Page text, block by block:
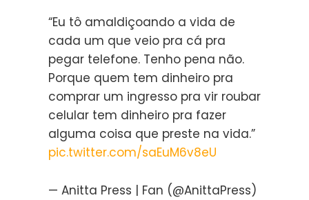
“Eu tô amaldiçoando a vida de
cada um que veio pra cá pra
pegar telefone. Tenho pena não.
Porque quem tem dinheiro pra
comprar um ingresso pra vir roubar
celular tem dinheiro pra fazer
alguma coisa que preste na vida.”
pic.twitter.com/saEuM6v8eU
— Anitta Press | Fan (@AnittaPress)